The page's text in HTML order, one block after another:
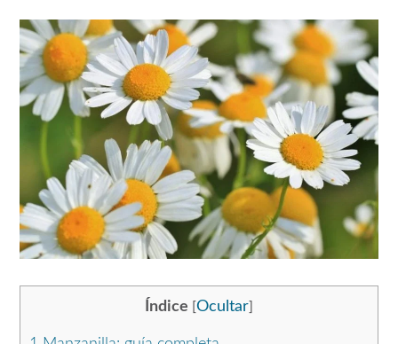
Índice Ocultar